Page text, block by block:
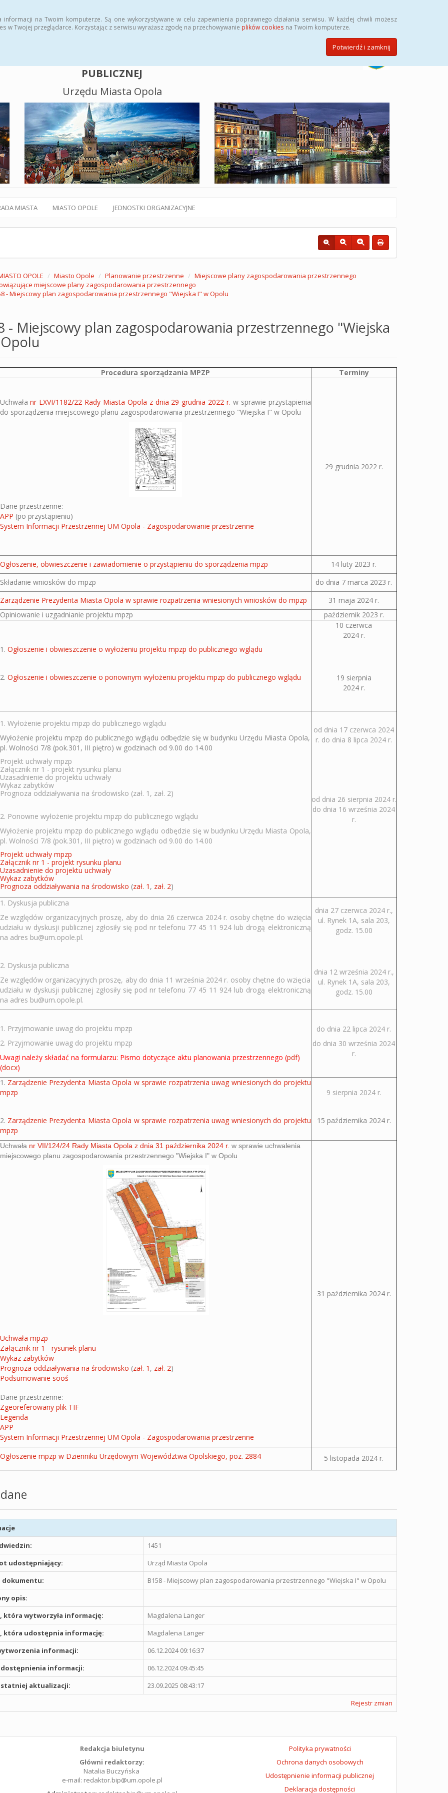
na Twoim komputerze. Są one wykorzystywane w celu zapewnienia poprawnego działania serwisu. W każdej chwili możesz
w Twojej przeglądarce. Korzystając z serwisu wyrażasz zgodę na przechowywanie plików cookies na Twoim komputerze.
Potwierdź i zamknij
PUBLICZNEJ
Urzędu Miasta Opola
MIASTA MIASTO OPOLE JEDNOSTKI ORGANIZACYJNE
OPOLE Miasto Opole Planowanie przestrzenne
Miejscowe plany zagospodarowania przestrzennego
miejscowe plany zagospodarowania przestrzennego
- Miejscowy plan zagospodarowania przestrzennego "Wiejska I" w Opolu
- Miejscowy plan zagospodarowania przestrzennego "Wiejska
Procedura sporządzania MPZP Terminy
Uchwałanr LXVI/1182/22 Rady Miasta Opola z dnia 29 grudnia 2022 r. w sprawie przystąpienia
do sporządzenia miejscowego planu zagospodarowania przestrzennego "Wiejska I" w Opolu
Dane przestrzenne:
APP (po przystąpieniu)
System Informacji Przestrzennej UM Opola - Zagospodarowanie przestrzenne
29 grudnia 2022 r.
Ogłoszenie, obwieszczenie i zawiadomienie o przystąpieniu do sporządzenia mpzp
14 luty 2023 r.
Składanie wniosków do mpzp
do dnia 7 marca 2023 r.
Zarządzenie Prezydenta Miasta Opola w sprawie rozpatrzenia wniesionych wniosków do mpzp
31 maja 2024 r.
Opiniowanie i uzgadnianie projektu mpzp
październik 2023 r.
1. Ogłoszenie i obwieszczenie o wyłożeniu projektu mpzp do publicznego wglądu
2. Ogłoszenie i obwieszczenie o ponownym wyłożeniu projektu mpzp do publicznego wglądu
10 czerwca
2024 r.
19 sierpnia
2024 r.
1. Wyłożenie projektu mpzp do publicznego wglądu
Wyłożenie projektu mpzp do publicznego wglądu odbędzie się w budynku Urzędu Miasta Opola,
pl. Wolności 7/8 (pok.301, III piętro) w godzinach od 9.00 do 14.00
Projekt uchwały mpzp
Załącznik nr 1 - projekt rysunku planu
Uzasadnienie do projektu uchwały
Wykaz zabytków
Prognoza oddziaływania na środowisko (zał. 1 , zał. 2)
2. Ponowne wyłożenie projektu mpzp do publicznego wglądu
Wyłożenie projektu mpzp do publicznego wglądu odbędzie się w budynku Urzędu Miasta Opola,
pl. Wolności 7/8 (pok.301, III piętro) w godzinach od 9.00 do 14.00
Projekt uchwały mpzp
Załącznik nr 1 - projekt rysunku planu
Uzasadnienie do projektu uchwały
Wykaz zabytków
Prognoza oddziaływania na środowisko (zał. 1 , zał. 2)
od dnia 17 czerwca 2024
r. do dnia 8 lipca 2024 r.
od dnia 26 sierpnia 2024 r.
do dnia 16 września 2024
r.
1. Dyskusja publiczna
Ze względów organizacyjnych proszę, aby do dnia 26 czerwca 2024 r. osoby chętne do wzięcia
udziału w dyskusji publicznej zgłosiły się pod nr telefonu 77 45 11 924 lub drogą elektroniczną
na adres bu@um.opole.pl.
2. Dyskusja publiczna
Ze względów organizacyjnych proszę, aby do dnia 11 września 2024 r. osoby chętne do wzięcia
udziału w dyskusji publicznej zgłosiły się pod nr telefonu 77 45 11 924 lub drogą elektroniczną
na adres bu@um.opole.pl.
dnia 27 czerwca 2024 r.,
ul. Rynek 1A, sala 203,
godz. 15.00
dnia 12 września 2024 r.,
ul. Rynek 1A, sala 203,
godz. 15.00
1. Przyjmowanie uwag do projektu mpzp
2. Przyjmowanie uwag do projektu mpzp
Uwagi należy składać na formularzu: Pismo dotyczące aktu planowania przestrzennego (pdf)
(docx)
do dnia 22 lipca 2024 r.
do dnia 30 września 2024
r.
1. Zarządzenie Prezydenta Miasta Opola w sprawie rozpatrzenia uwag wniesionych do projektu
mpzp
2. Zarządzenie Prezydenta Miasta Opola w sprawie rozpatrzenia uwag wniesionych do projektu
mpzp
9 sierpnia 2024 r.
15 października 2024 r.
Uchwała nr VII/124/24 Rady Miasta Opola z dnia 31 października 2024 r. w sprawie uchwalenia
miejscowego planu zagospodarowania przestrzennego "Wiejska I" w Opolu
Uchwała mpzp
Załącznik nr 1 - rysunek planu
Wykaz zabytków
Prognoza oddziaływania na środowisko (zał. 1 , zał. 2)
Podsumowanie sooś
Dane przestrzenne:
Zgeoreferowany plik TIF
Legenda
APP
System Informacji Przestrzennej UM Opola - Zagospodarowania przestrzenne
31 października 2024 r.
Ogłoszenie mpzp w Dzienniku Urzędowym Województwa Opolskiego, poz. 2884 5 listopada 2024 r.
1451
udostępniający:
Urząd Miasta Opola
dokumentu:
B158 - Miejscowy plan zagospodarowania przestrzennego "Wiejska I" w Opolu
opis:
która wytworzyła informację:
Magdalena Langer
która udostępnia informację:
Magdalena Langer
informacji:
06.12.2024 09:16:37
informacji:
06.12.2024 09:45:45
aktualizacji:
23.09.2025 08:43:17
Rejestr zmian
Redakcja biuletynu
Główni redaktorzy:
Natalia Buczyńska
e-mail: redaktor.bip@um.opole.pl
Polityka prywatności
Ochrona danych osobowych
Udostępnienie informacji publicznej
Deklaracja dostępności